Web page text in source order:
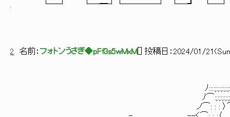
. └─┘ └─━┘└────┘ └─┛
2 名前： フォトンうさぎ◆pFf3s5wMxM ] 投稿日： 2024/01/
ﾉ
ﾉ
ノ⌒: : :